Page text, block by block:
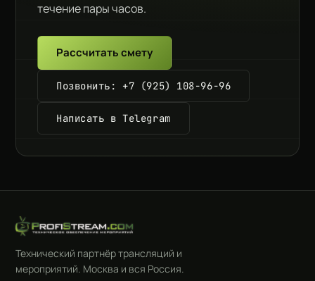
течение пары часов.
Рассчитать смету
Позвонить: +7 (925) 108-96-96
Написать в Telegram
Технический партнёр трансляций и
мероприятий. Москва и вся Россия.